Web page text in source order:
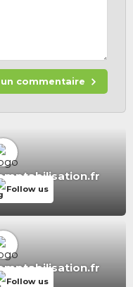
commentaire
Follow us
Follow us